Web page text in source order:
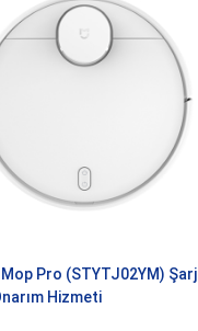
Pro (STYTJ02YM) Şarj
Hizmeti